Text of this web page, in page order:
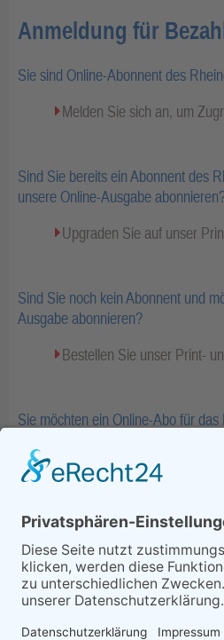
Anmeldung für
Sie sind Online-Abonnent des
Melden Sie sich an, um
Sind Sie bereits ein Abonnent des
unsere Online-Ausgabe
Upgraden Sie auf unser
Sind Sie noch kein Abonnent und
Ausgabe abonnieren?
Bestellen Sie unser Print-
Sie möchten ein Online-Abo für